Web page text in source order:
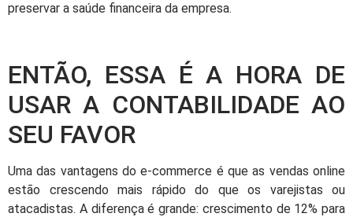
preservar a saúde financeira da empresa.
ENTÃO, ESSA É A HORA DE
USAR A CONTABILIDADE AO
SEU FAVOR
Uma das vantagens do e-commerce é que as vendas online
estão crescendo mais rápido do que os varejistas ou
atacadistas. A diferença é grande: crescimento de 12% para